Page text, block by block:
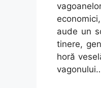
aude un
tinere,
horă